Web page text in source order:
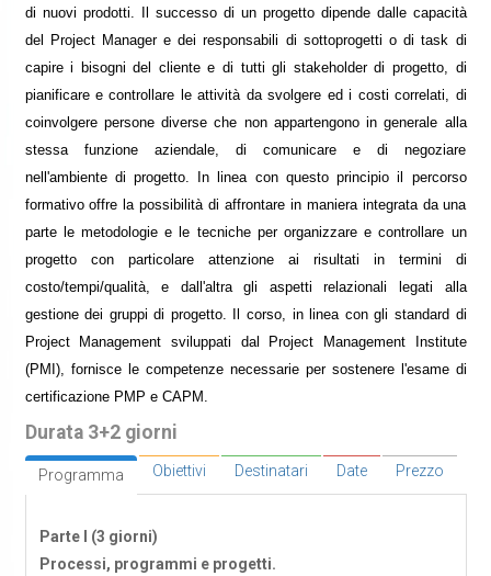
di nuovi prodotti. Il successo di un progetto dipende dalle capacità
del Project Manager e dei responsabili di sottoprogetti o di task di
capire i bisogni del cliente e di tutti gli stakeholder di progetto, di
pianificare e controllare le attività da svolgere ed i costi correlati, di
coinvolgere persone diverse che non appartengono in generale alla
stessa funzione aziendale, di comunicare e di negoziare
nell'ambiente di progetto. In linea con questo principio il percorso
formativo offre la possibilità di affrontare in maniera integrata da una
parte le metodologie e le tecniche per organizzare e controllare un
progetto con particolare attenzione ai risultati in termini di
costo/tempi/qualità, e dall'altra gli aspetti relazionali legati alla
gestione dei gruppi di progetto. Il corso, in linea con gli standard di
Project Management sviluppati dal Project Management Institute
(PMI), fornisce le competenze necessarie per sostenere l'esame di
certificazione PMP e CAPM.
Durata 3+2 giorni
Programma Obiettivi Destinatari Date Prezzo
Parte I (3 giorni)
Processi, programmi e progetti.